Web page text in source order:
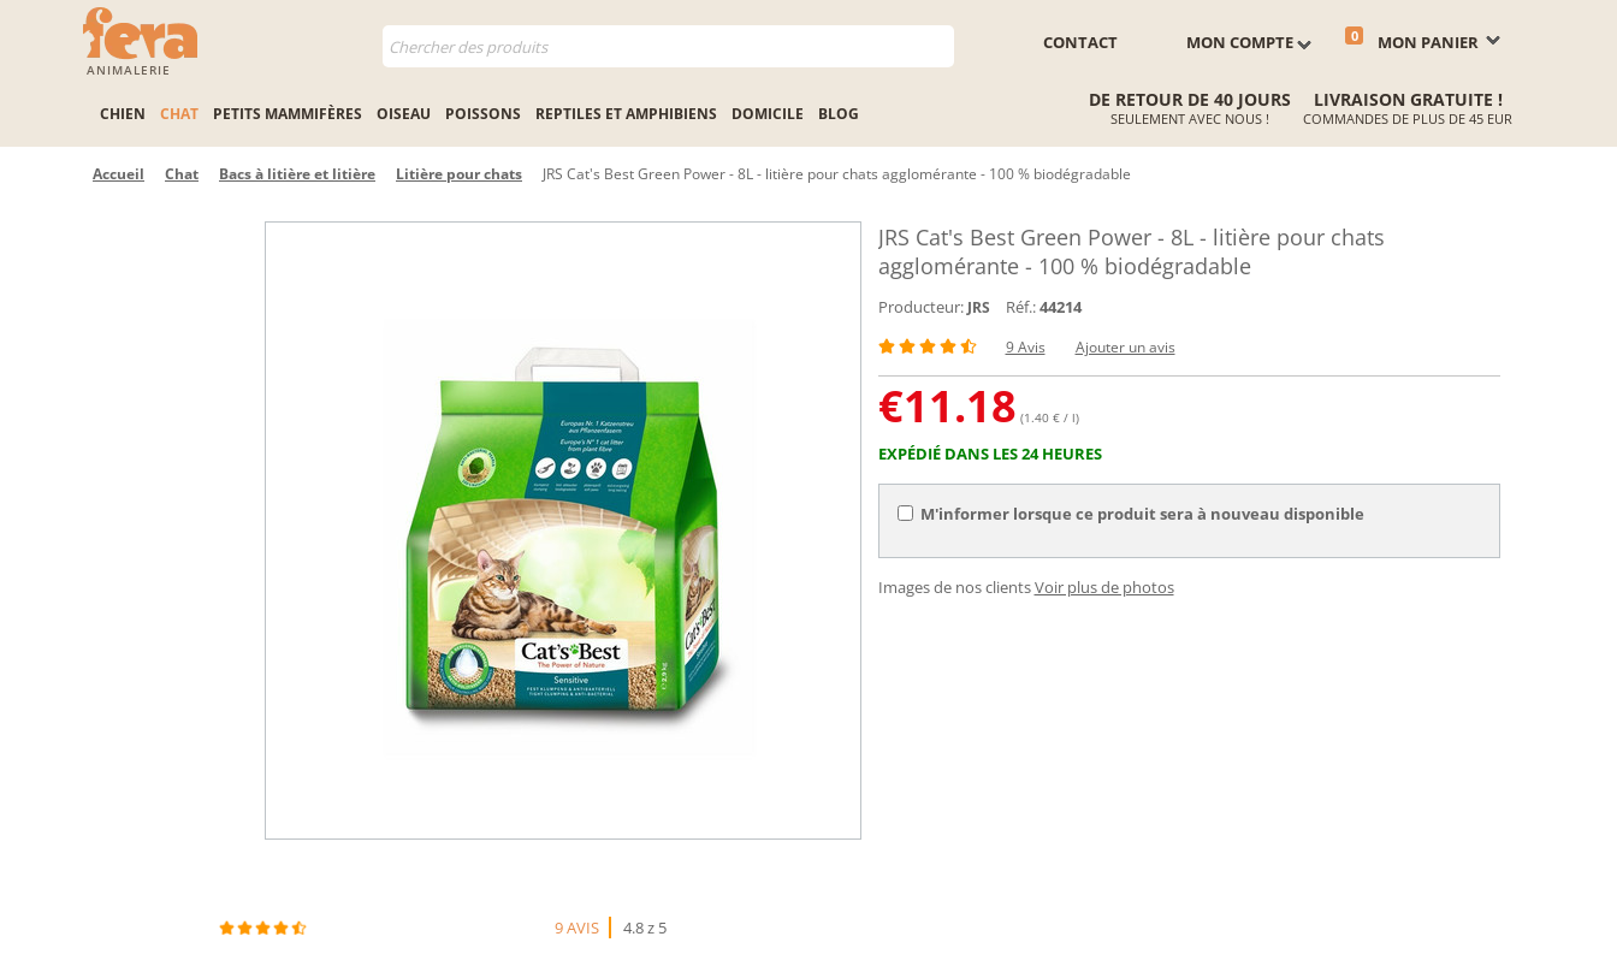
ANIMALERIE
MON PANIER
0
MON COMPTE
CONTACT
CHIEN CHAT PETITS MAMMIFÈRES OISEAU POISSONS REPTILES ET AMPHIBIENS DOMICILE BLOG
DE RETOUR DE 40 JOURS
SEULEMENT AVEC NOUS !
LIVRAISON GRATUITE !
COMMANDES DE PLUS DE 45 EUR
Accueil Chat Bacs à litière et litière Litière pour chats JRS Cat's Best Green Power - 8L - litière pour chats agglomérante - 100 % biodégradable
JRS Cat's Best Green Power - 8L - litière pour chats
agglomérante - 100 % biodégradable
Producteur: JRS Réf.:44214
9 Avis Ajouter un avis
€11.18 (1.40 € / l)
EXPÉDIÉ DANS LES 24 HEURES
M'informer lorsque ce produit sera à nouveau disponible
Images de nos clientsVoir plus de photos
9 AVIS 4.8 z 5